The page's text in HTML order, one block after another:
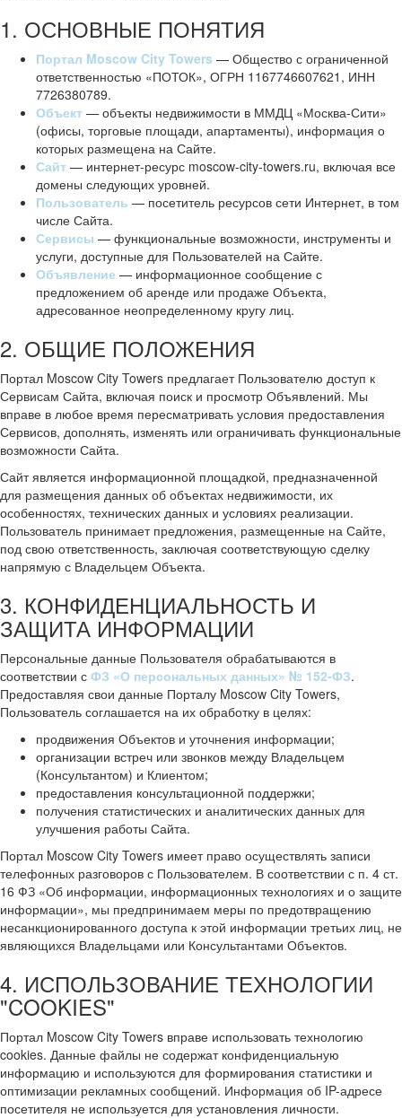
1. ОСНОВНЫЕ ПОНЯТИЯ
Портал Moscow City Towers — Общество с ограниченной
ответственностью «ПОТОК», ОГРН 1167746607621, ИНН
7726380789.
Объект — объекты недвижимости в ММДЦ «Москва-Сити»
(офисы, торговые площади, апартаменты), информация о
которых размещена на Сайте.
Сайт — интернет-ресурс moscow-city-towers.ru, включая все
домены следующих уровней.
Пользователь — посетитель ресурсов сети Интернет, в том
числе Сайта.
Сервисы — функциональные возможности, инструменты и
услуги, доступные для Пользователей на Сайте.
Объявление — информационное сообщение с
предложением об аренде или продаже Объекта,
адресованное неопределенному кругу лиц.
2. ОБЩИЕ ПОЛОЖЕНИЯ
Портал Moscow City Towers предлагает Пользователю доступ к
Сервисам Сайта, включая поиск и просмотр Объявлений. Мы
вправе в любое время пересматривать условия предоставления
Сервисов, дополнять, изменять или ограничивать функциональные
возможности Сайта.
Сайт является информационной площадкой, предназначенной
для размещения данных об объектах недвижимости, их
особенностях, технических данных и условиях реализации.
Пользователь принимает предложения, размещенные на Сайте,
под свою ответственность, заключая соответствующую сделку
напрямую с Владельцем Объекта.
3. КОНФИДЕНЦИАЛЬНОСТЬ И
ЗАЩИТА ИНФОРМАЦИИ
Персональные данные Пользователя обрабатываются в
соответствии с ФЗ «О персональных данных» № 152-ФЗ.
Предоставляя свои данные Порталу Moscow City Towers,
Пользователь соглашается на их обработку в целях:
продвижения Объектов и уточнения информации;
организации встреч или звонков между Владельцем
(Консультантом) и Клиентом;
предоставления консультационной поддержки;
получения статистических и аналитических данных для
улучшения работы Сайта.
Портал Moscow City Towers имеет право осуществлять записи
телефонных разговоров с Пользователем. В соответствии с п. 4 ст.
16 ФЗ «Об информации, информационных технологиях и о защите
информации», мы предпринимаем меры по предотвращению
несанкционированного доступа к этой информации третьих лиц, не
являющихся Владельцами или Консультантами Объектов.
4. ИСПОЛЬЗОВАНИЕ ТЕХНОЛОГИИ
"COOKIES"
Портал Moscow City Towers вправе использовать технологию
cookies. Данные файлы не содержат конфиденциальную
информацию и используются для формирования статистики и
оптимизации рекламных сообщений. Информация об IP-адресе
посетителя не используется для установления личности.